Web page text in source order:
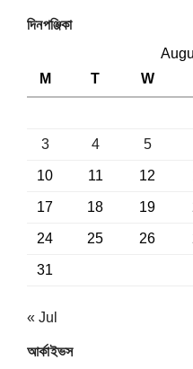
দিনপঞ্জিকা
M
T W
3 4 5
10 11 12
17 18 19
24 25 26
31
« Jul
আর্কাইভস